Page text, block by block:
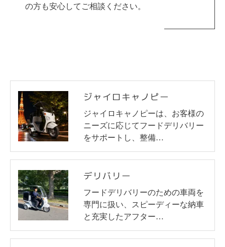
の方も安心してご相談ください。
ジャイロキャノピー
ジャイロキャノピーは、お客様の
ニーズに応じてフードデリバリー
をサポートし、整備…
デリバリー
フードデリバリーのための車両を
専門に扱い、スピーディーな納車
と充実したアフター…